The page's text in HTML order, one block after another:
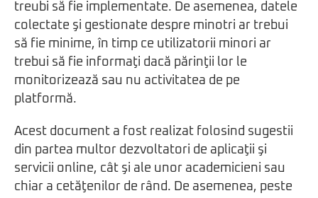
treubi să fie implementate. De asemenea, datele
colectate şi gestionate despre minotri ar trebui
să fie minime, în timp ce utilizatorii minori ar
trebui să fie informaţi dacă părinţii lor le
monitorizează sau nu activitatea de pe
platformă.
Acest document a fost realizat folosind sugestii
din partea multor dezvoltatori de aplicaţii şi
servicii online, cât şi ale unor academicieni sau
chiar a cetăţenilor de rând. De asemenea, peste